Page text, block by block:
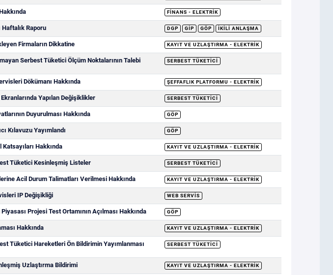
FINANS - ELEKTRIK
Raporu DGP GİP GÖP İKILI ANLAŞMA
Firmaların Dikkatine KAYIT VE UZLAŞTIRMA - ELEKTRIK
Serbest Tüketici Ölçüm Noktalarının Talebi
SERBEST TÜKETICI
Dökümanı Hakkında ŞEFFAFLIK PLATFORMU - ELEKTRIK
Yapılan Değişiklikler SERBEST TÜKETICI
Duyurulması Hakkında GÖP
Kılavuzu Yayımlandı GÖP
Hakkında KAYIT VE UZLAŞTIRMA - ELEKTRIK
Tüketici Kesinleşmiş Listeler SERBEST TÜKETICI
Acil Durum Talimatları Verilmesi Hakkında KAYIT VE UZLAŞTIRMA - ELEKTRIK
IP Değişikliği WEB SERVIS
Projesi Test Ortamının Açılması Hakkında GÖP
Hakkında KAYIT VE UZLAŞTIRMA - ELEKTRIK
Tüketici Hareketleri Ön Bildirimin Yayımlanması
SERBEST TÜKETICI
Uzlaştırma Bildirimi KAYIT VE UZLAŞTIRMA - ELEKTRIK